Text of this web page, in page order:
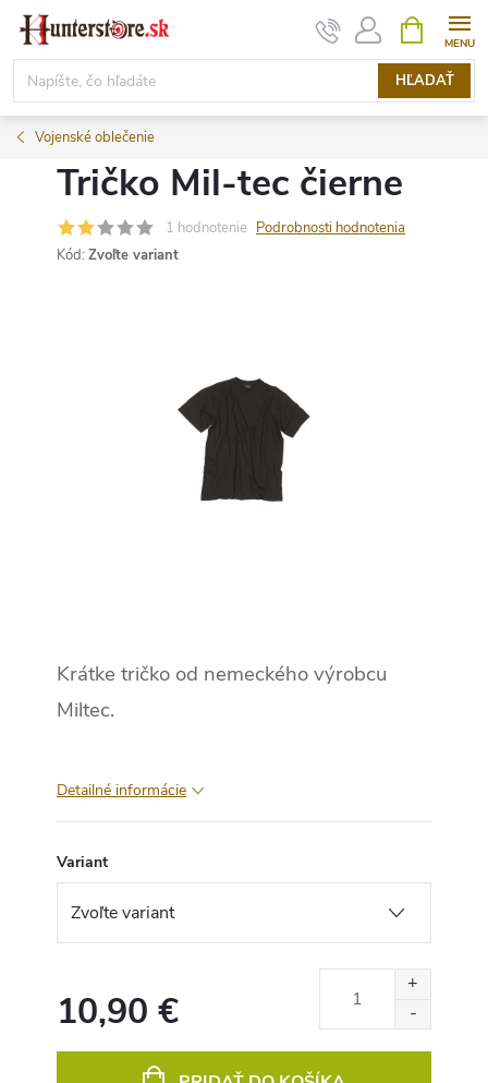
Prejsť
obsah
HĽADAŤ
KOŠÍK
Vojenské oblečenie
Tričko Mil-tec čierne
1 hodnotenie Podrobnosti hodnotenia
Kód: Zvoľte variant
Krátke tričko od nemeckého výrobcu
Miltec.
Detailné informácie
Variant
10,90 €